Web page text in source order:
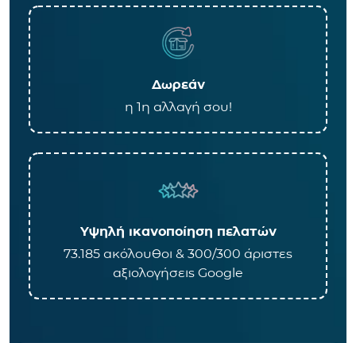
Δωρεάν
η 1η αλλαγή σου!
Υψηλή ικανοποίηση πελατών
73.185 ακόλουθοι & 300/300 άριστες
αξιολογήσεις Google